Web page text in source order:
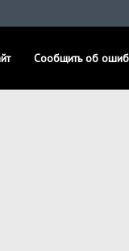
Сообщить об